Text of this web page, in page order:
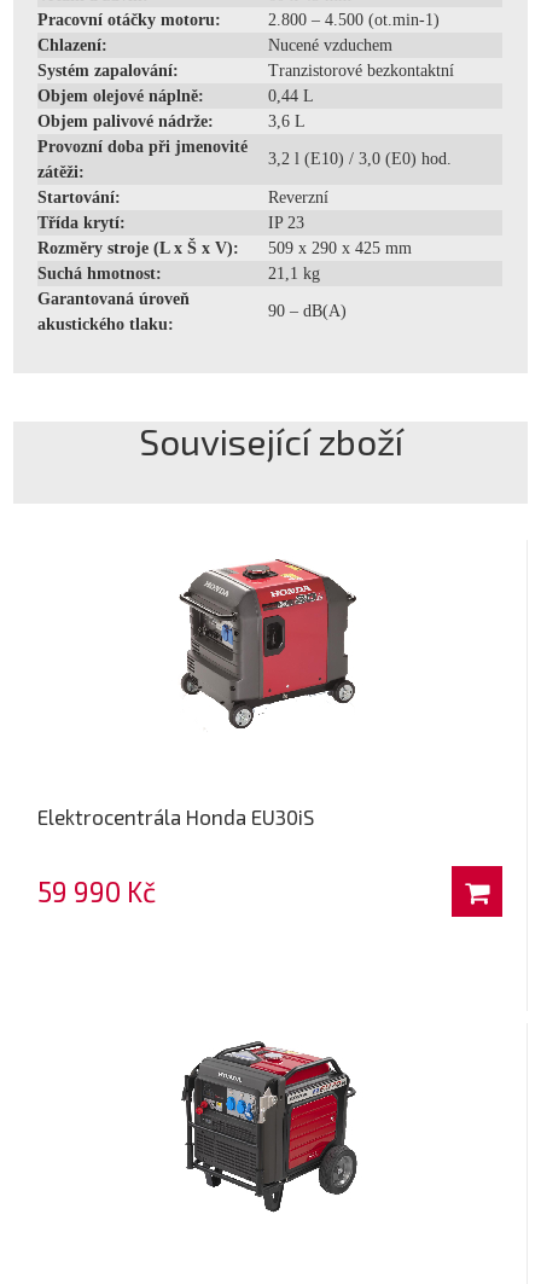
Pracovní otáčky motoru:
2.800 – 4.500 (ot.min-1)
Chlazení:
Nucené vzduchem
Systém zapalování:
Tranzistorové bezkontaktní
Objem olejové náplně:
0,44 L
Objem palivové nádrže:
3,6 L
Provozní doba při jmenovité
zátěži:
3,2 l (E10) / 3,0 (E0) hod.
Startování:
Reverzní
Třída krytí:
IP 23
Rozměry stroje (L x Š x V):
509 x 290 x 425 mm
Suchá hmotnost:
21,1 kg
Garantovaná úroveň
akustického tlaku:
90 – dB(A)
Související zboží
Elektrocentrála Honda EU30iS
59 990 Kč